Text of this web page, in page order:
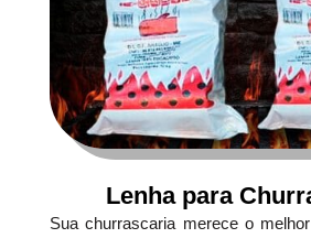
Lenha para
Sua churrascaria merece o